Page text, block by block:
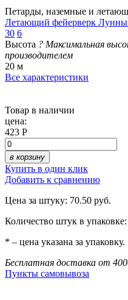
Петарды, наземные и
Летающий фейерверк
30 6
Высота ? Максимальная
производителем
20 м
Все характеристики
Товар в наличии
цена:
423 Р
в корзину
Купить в один клик
Добавить к сравнению
Цена за штуку: 70.50 руб.
Количество штук в упаковке:
* – цена указана за упаковку.
Бесплатная доставка от
Пункты самовывоза